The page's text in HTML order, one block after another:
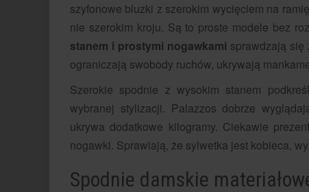
szyfonowe bluzki z szerokim wycięciem na
nie szerokim kroju. Są to proste modele bez
stanem i prostymi nogawkami sprawdzają się
ograniczają swobody ruchów, ukrywają
Szerokie spodnie z wysokim stanem
wybranej stylizacji. Palazzos dobrze
ukrywa dodatkowe kilogramy. Ciekawie
nogawki. Sprawiają, że sylwetka jest kobieca,
Spodnie damskie